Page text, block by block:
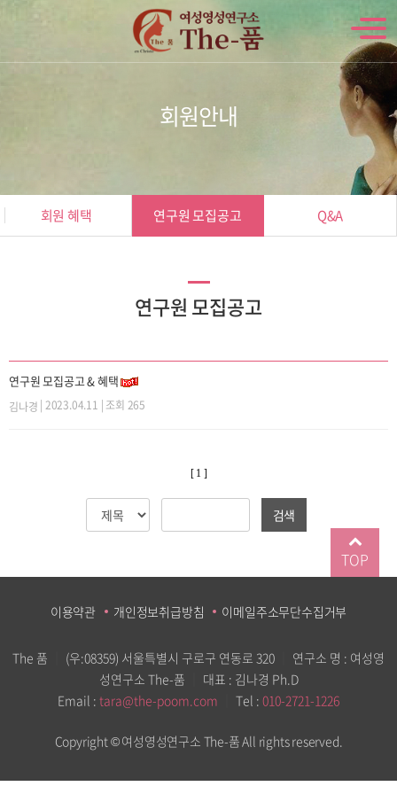
회원안내
회원 혜택 연구원 모집공고 Q&A
연구원 모집공고
연구원 모집공고 & 혜택
김나경 | 2023.04.11 | 조회 265
[ 1 ]
검색
이용약관 개인정보취급방침 이메일주소무단수집거부
The 품 (우:08359) 서울특별시 구로구 연동로 320
연구소 명 : 여성영
성연구소 The-품
대표 : 김나경 Ph.D
Email : tara@the-poom.com Tel : 010-2721-1226
Copyright © 여성영성연구소 The-품 All rights reserved.
TOP